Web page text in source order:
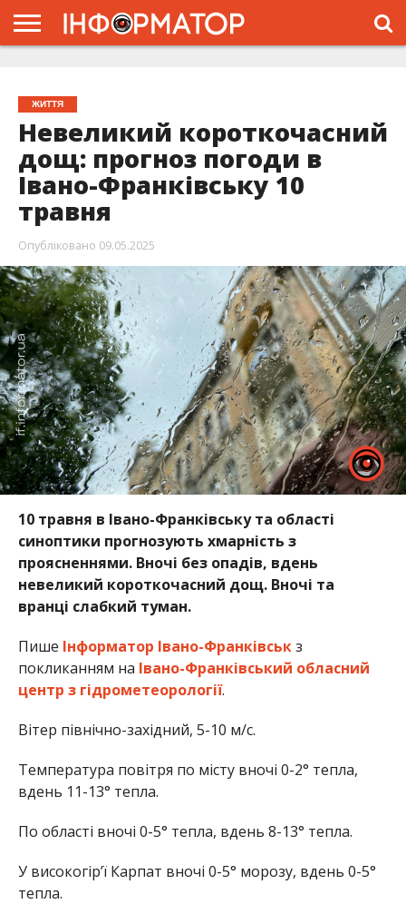
ЖИТТЯ
Невеликий короткочасний
дощ: прогноз погоди в
Івано-Франківську 10
травня
Опубліковано 09.05.2025
10 травня в Івано-Франківську та області
синоптики прогнозують хмарність з
проясненнями. Вночі без опадів, вдень
невеликий короткочасний дощ. Вночі та
вранці слабкий туман.
Пише Інформатор Івано-Франківськз
покликанням на Івано-Франківський обласний
центр з гідрометеорології.
Вітер північно-західний, 5-10 м/с.
Температура повітря по місту вночі 0-2° тепла,
вдень 11-13° тепла.
По області вночі 0-5° тепла, вдень 8-13° тепла.
У високогір’ї Карпат вночі 0-5° морозу, вдень 0-5°
тепла.